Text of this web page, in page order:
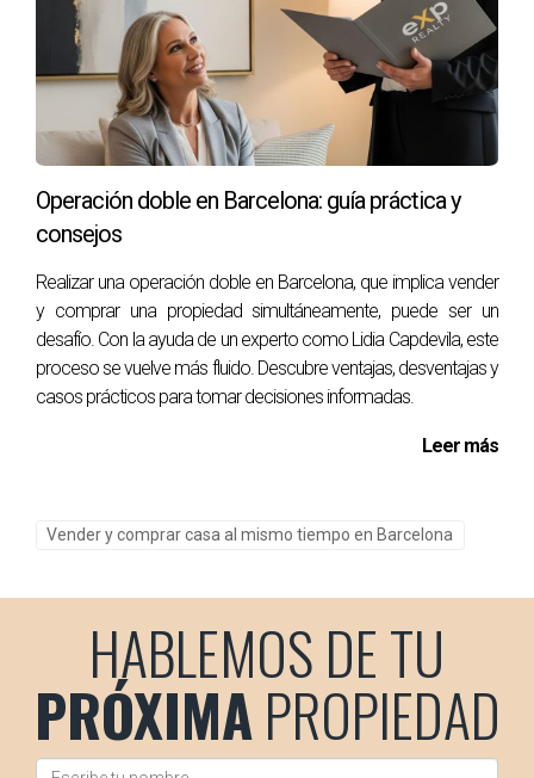
futuras, así como tu presupuesto. También es importante
investigar diferentes áreas para encontrar la ubicación
¿Cuánto tiempo suele llevar vender una
El tiempo puede variar dependiendo del mercado actual y
la demanda. Sin embargo, con la estrategia adecuada y un
buen agente como Lidia Capdevila, puedes acelerar este
proceso significativamente.
¿Es posible financiar la compra antes de
vender mi propiedad actual?
Sí, muchas personas optan por financiamiento puente o
para explorar tus opciones.
¿Qué documentos necesito para vender mi
propiedad?
Los documentos básicos incluyen la escritura de la
propiedad, certificados energéticos y cualquier
documentación relacionada con cargas o hipotecas
existentes. Un agente inmobiliario te ayudará a reunir todo
Operación doble en Barcelona: guía práctica y
consejos
Realizar una operación doble en Barcelona, que implica vender
y comprar una propiedad simultáneamente, puede ser un
desafío. Con la ayuda de un experto como Lidia Capdevila, este
proceso se vuelve más fluido. Descubre ventajas, desventajas y
casos prácticos para tomar decisiones informadas.
Leer más
Vender y comprar casa al mismo tiempo en Barcelona
HABLEMOS DE TU
PRÓXIMAPROPIEDAD